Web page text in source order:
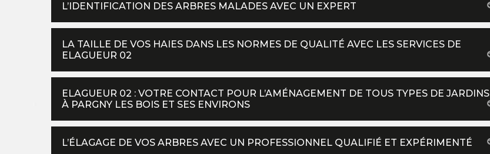
L’IDENTIFICATION DES ARBRES MALADES AVEC UN EXPERT
LA TAILLE DE VOS HAIES DANS LES NORMES DE QUALITÉ AVEC LES SERVICES DE
ELAGUEUR 02
ELAGUEUR 02 : VOTRE CONTACT POUR L’AMÉNAGEMENT DE TOUS TYPES DE JARDINS
À PARGNY LES BOIS ET SES ENVIRONS
L’ÉLAGAGE DE VOS ARBRES AVEC UN PROFESSIONNEL QUALIFIÉ ET EXPÉRIMENTÉ